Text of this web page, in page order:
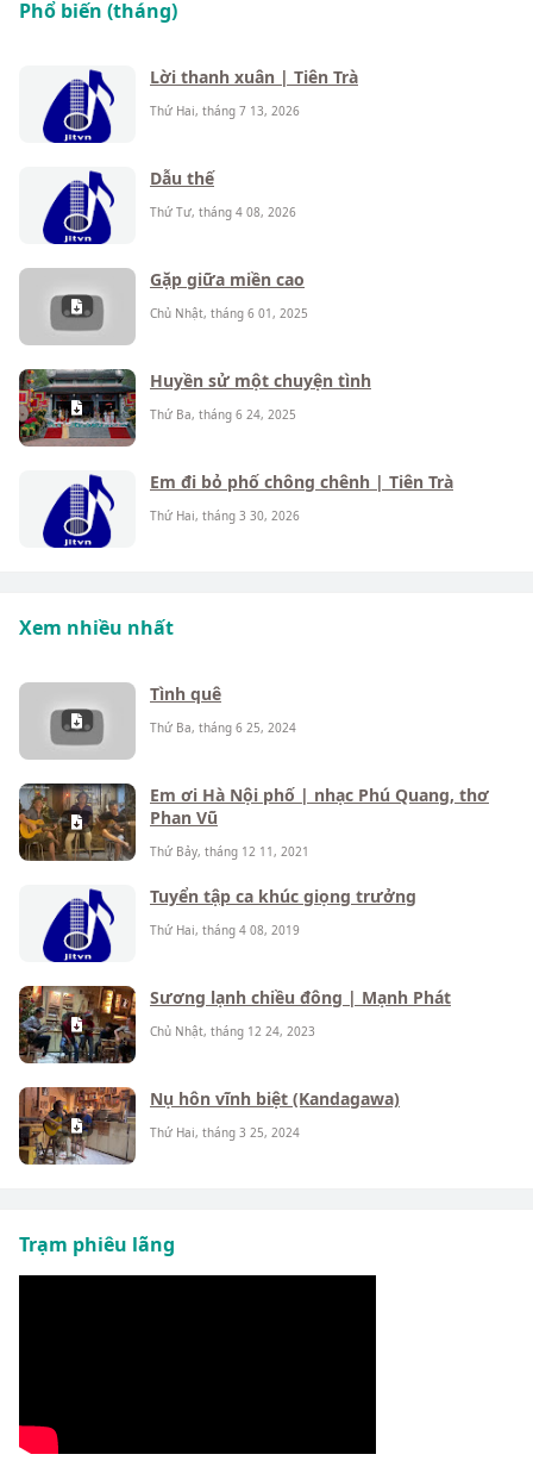
Phổ biến (tháng)
Lời thanh xuân | Tiên Trà
Thứ Hai, tháng 7 13, 2026
Dẫu thế
Thứ Tư, tháng 4 08, 2026
Gặp giữa miền cao
Chủ Nhật, tháng 6 01, 2025
Huyền sử một chuyện tình
Thứ Ba, tháng 6 24, 2025
Em đi bỏ phố chông chênh | Tiên Trà
Thứ Hai, tháng 3 30, 2026
Xem nhiều nhất
Tình quê
Thứ Ba, tháng 6 25, 2024
Em ơi Hà Nội phố | nhạc Phú Quang, thơ
Phan Vũ
Thứ Bảy, tháng 12 11, 2021
Tuyển tập ca khúc giọng trưởng
Thứ Hai, tháng 4 08, 2019
Sương lạnh chiều đông | Mạnh Phát
Chủ Nhật, tháng 12 24, 2023
Nụ hôn vĩnh biệt (Kandagawa)
Thứ Hai, tháng 3 25, 2024
Trạm phiêu lãng